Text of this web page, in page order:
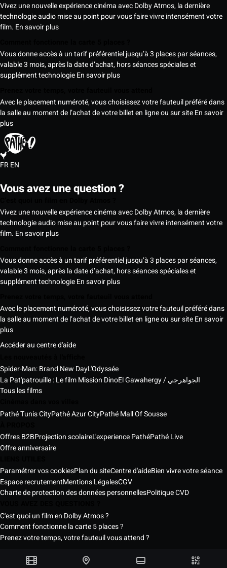
Vivez une nouvelle expérience cinéma avec Dolby Atmos, la dernière
technologie audio mise au point pour vous faire vivre intensément votre
film. En savoir plus
Vous donne accès à un tarif préférentiel jusqu’à 3 places par séances,
valable 3 mois, après la date d’achat, hors séances spéciales et
supplément technologieEn savoir plus
Avec le placement numéroté, vous choisissez votre fauteuil préféré dans
la salle au moment de l’achat de votre billet en ligne ou sur siteEn savoir
plus
FREN
Vous avez une question ?
Vivez une nouvelle expérience cinéma avec Dolby Atmos, la dernière
technologie audio mise au point pour vous faire vivre intensément votre
film. En savoir plus
Vous donne accès à un tarif préférentiel jusqu’à 3 places par séances,
valable 3 mois, après la date d’achat, hors séances spéciales et
supplément technologieEn savoir plus
Avec le placement numéroté, vous choisissez votre fauteuil préféré dans
la salle au moment de l’achat de votre billet en ligne ou sur siteEn savoir
plus
Accéder au centre d'aide
Spider-Man: Brand New DayL'Odyssée
La Pat'patrouille : Le film Mission Dino
El Gawahergy / الجواهرجي
Tous les films
Pathé Tunis CityPathé Azur CityPathé Mall Of Sousse
Offres B2BProjection scolaireL'experience PathéPathé Live
Offre anniversaire
Paramétrer vos cookiesPlan du siteCentre d'aideBien vivre votre séance
Espace recrutementMentions LégalesCGV
Charte de protection des données personnellesPolitique CVD
C'est quoi un film en Dolby Atmos ?
Comment fonctionne la carte 5 places ?
Prenez votre temps, votre fauteuil vous attend ?
Les Cinémas Pathé Tunisie © 2026